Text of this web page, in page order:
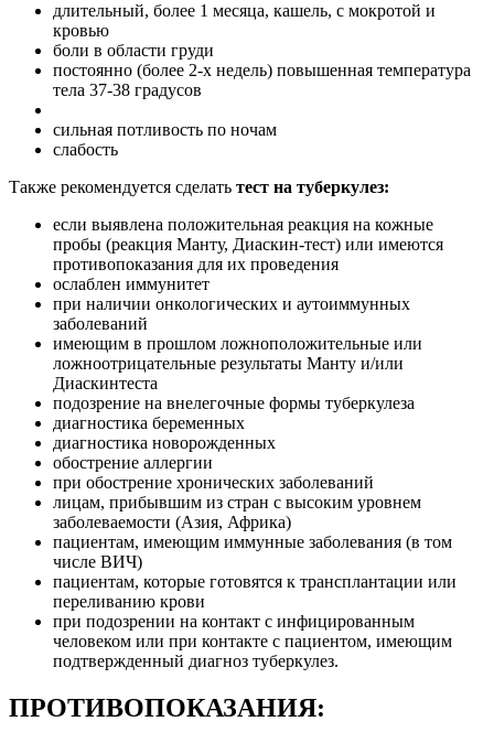
длительный, более 1 месяца, кашель, с мокротой и
кровью
боли в области груди
постоянно (более 2-х недель) повышенная температура
тела 37-38 градусов
сильная потливость по ночам
слабость
Также рекомендуется сделать тест на туберкулез:
если выявлена положительная реакция на кожные
пробы (реакция Манту, Диаскин-тест) или имеются
противопоказания для их проведения
ослаблен иммунитет
при наличии онкологических и аутоиммунных
заболеваний
имеющим в прошлом ложноположительные или
ложноотрицательные результаты Манту и/или
Диаскинтеста
подозрение на внелегочные формы туберкулеза
диагностика беременных
диагностика новорожденных
обострение аллергии
при обострение хронических заболеваний
лицам, прибывшим из стран с высоким уровнем
заболеваемости (Азия, Африка)
пациентам, имеющим иммунные заболевания (в том
числе ВИЧ)
пациентам, которые готовятся к трансплантации или
переливанию крови
при подозрении на контакт с инфицированным
человеком или при контакте с пациентом, имеющим
подтвержденный диагноз туберкулез.
ПРОТИВОПОКАЗАНИЯ: